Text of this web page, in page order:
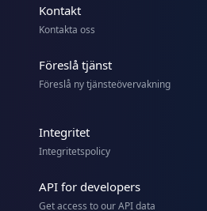
Kontakt
Kontakta oss
Föreslå tjänst
Föreslå ny tjänsteövervakning
Integritet
Integritetspolicy
API for developers
Get access to our API data